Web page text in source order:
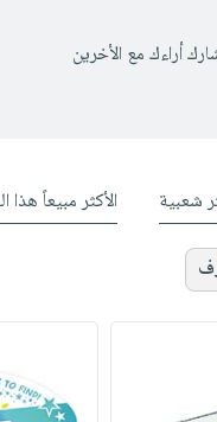
أراءك مع الأخرين
شعبية الأكثر مبيعاً هذا